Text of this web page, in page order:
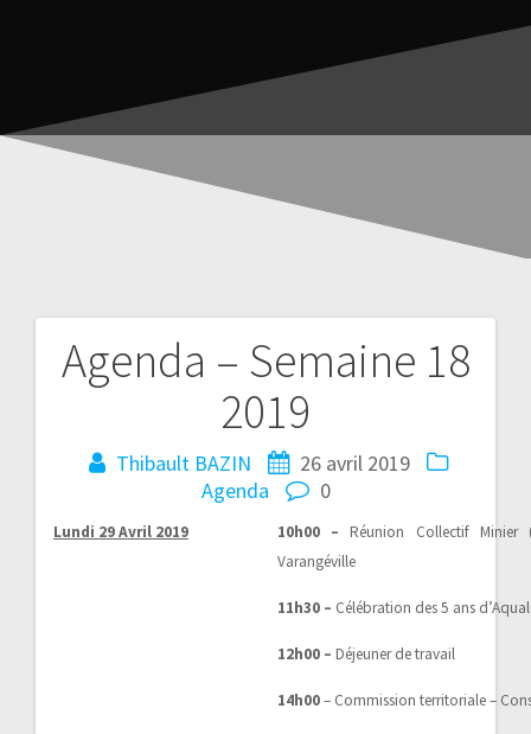
Agenda – Semaine 18
2019
Thibault BAZIN
26 avril 2019
Agenda
0
Lundi 29 Avril 2019 10h00 –Réunion Collectif
Varangéville
11h30 – Célébration des 5 ans
12h00 – Déjeuner de travail
14h00– Commission territoriale –